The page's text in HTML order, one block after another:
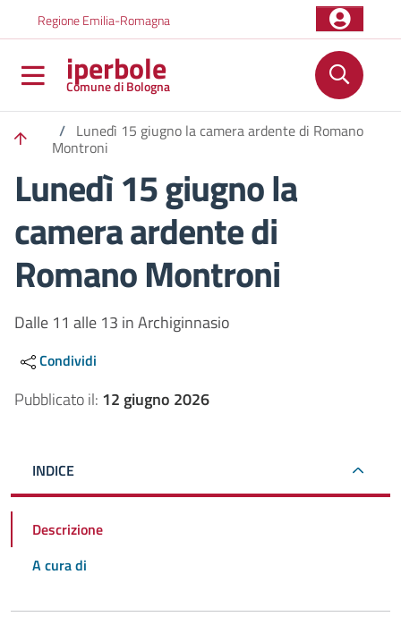
Regione Emilia-Romagna
iperbole
Comune di Bologna
/ Lunedì 15 giugno la camera ardente di Romano
Montroni
Lunedì 15 giugno la
camera ardente di
Romano Montroni
Dalle 11 alle 13 in Archiginnasio
Condividi
Pubblicato il: 12 giugno 2026
INDICE
Descrizione
A cura di